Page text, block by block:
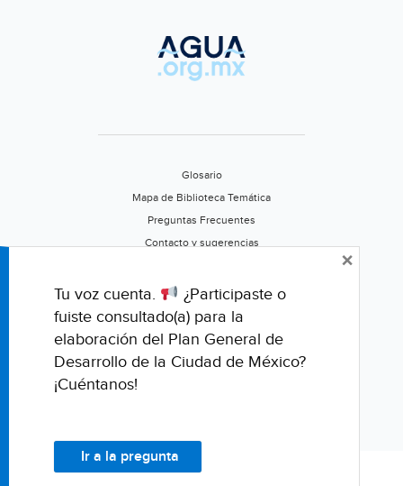
Glosario
Mapa de Biblioteca Temática
Preguntas Frecuentes
Contacto y sugerencias
Califica este portal
Tu voz cuenta.
¿Participaste o
fuiste consultado(a) para la
elaboración del Plan General de
Desarrollo de la Ciudad de México?
¡Cuéntanos!
Ir a la pregunta
×